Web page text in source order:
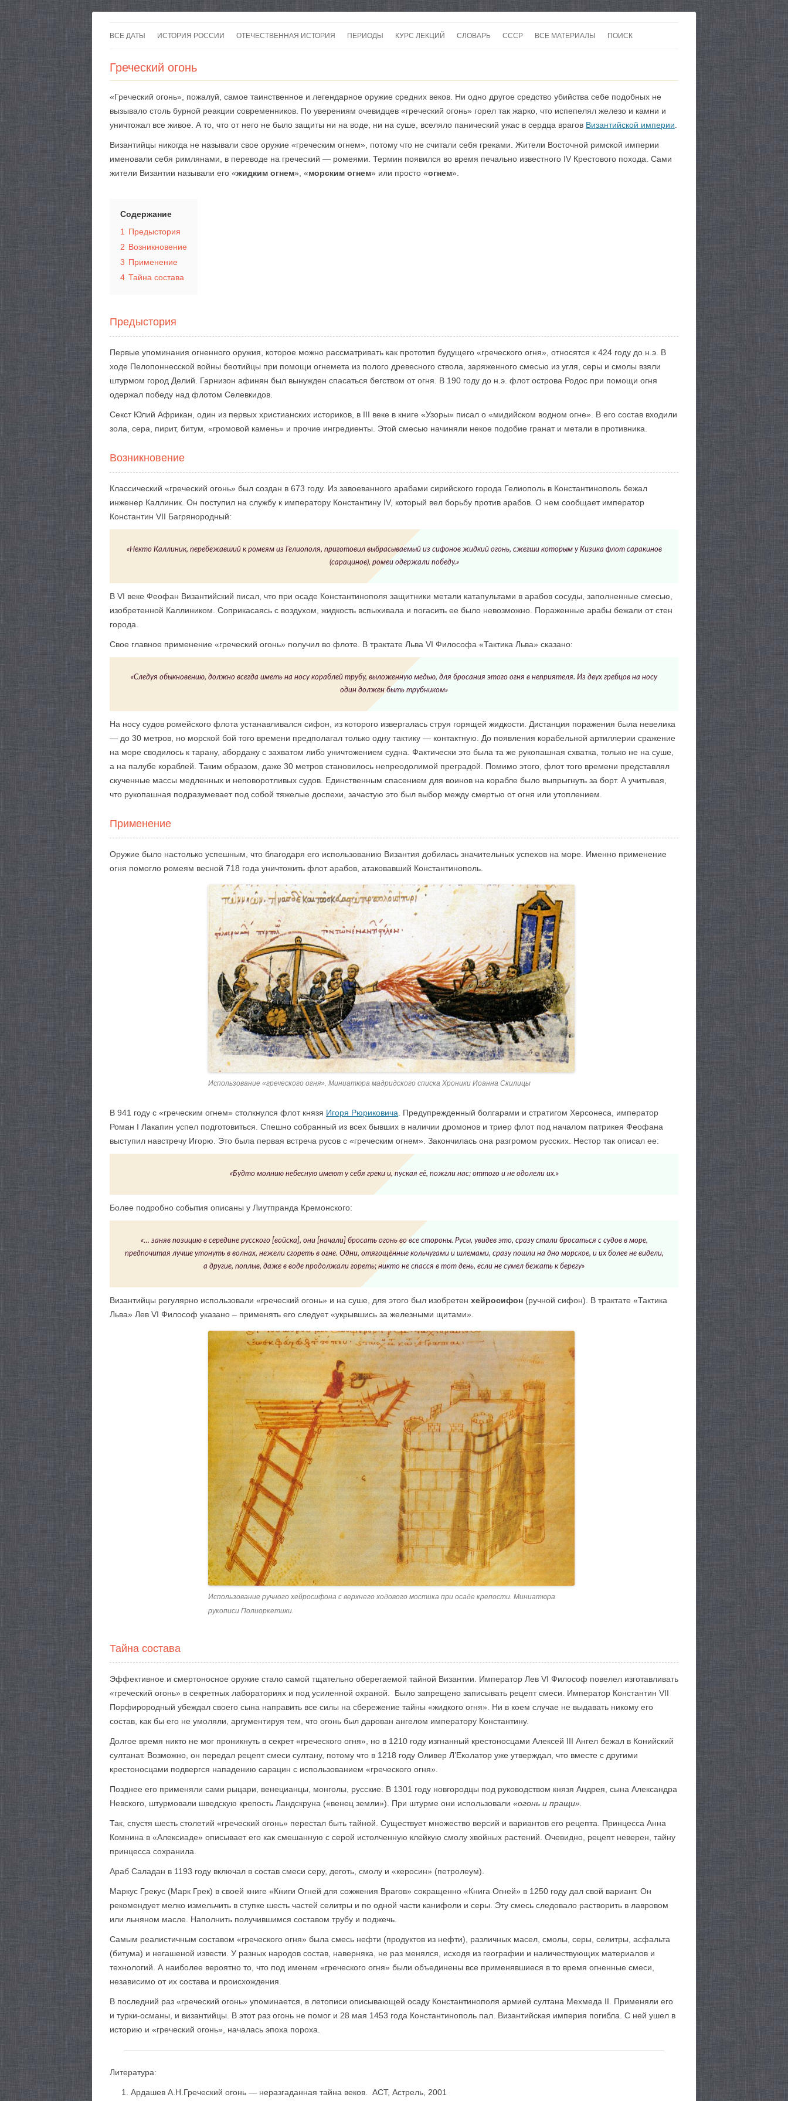
к
ВСЕ ДАТЫ ИСТОРИЯ РОССИИ ОТЕЧЕСТВЕННАЯ ИСТОРИЯ ПЕРИОДЫ КУРС ЛЕКЦИЙ СЛОВАРЬ СССР
ВОЙНЫ
ВСЕ МАТЕРИАЛЫ
КАРТЫ
ПОИСК
Греческий огонь
«Греческий огонь», пожалуй, самое таинственное и легендарное оружие средних веков. Ни одно другое средство убийства себе подобных не
вызывало столь бурной реакции современников. По уверениям очевидцев «греческий огонь» горел так жарко, что испепелял железо и камни и
уничтожал все живое. А то, что от него не было защиты ни на воде, ни на суше, вселяло панический ужас в сердца врагов Византийской империи
Византийцы никогда не называли свое оружие «греческим огнем», потому что не считали себя греками. Жители Восточной римской империи
именовали себя римлянами, в переводе на греческий — ромеями. Термин появился во время печально известного IV Крестового похода. Сами
жители Византии называли его «жидким огнем», «морским огнем» или просто «огнем».
Содержание
1
Предыстория
2 Возникновение
3 Применение
4 Тайна состава
Предыстория
Первые упоминания огненного оружия, которое можно рассматривать как прототип будущего «греческого огня», относятся к 424 году до н.э. В
ходе Пелопоннесской войны беотийцы при помощи огнемета из полого древесного ствола, заряженного смесью из угля, серы и смолы взяли
штурмом город Делий. Гарнизон афинян был вынужден спасаться бегством от огня. В 190 году до н.э. флот острова Родос при помощи огня
одержал победу над флотом Селевкидов.
Секст Юлий Африкан, один из первых христианских историков, в III веке в книге «Узоры» писал о «мидийском водном огне». В его состав входили
зола, сера, пирит, битум, «громовой камень» и прочие ингредиенты. Этой смесью начиняли некое подобие гранат и метали в противника.
Возникновение
Классический «греческий огонь» был создан в 673 году. Из завоеванного арабами сирийского города Гелиополь в Константинополь бежал
инженер Каллиник. Он поступил на службу к императору Константину IV, который вел борьбу против арабов. О нем сообщает император
Константин VII Багрянородный:
«Некто Каллиник, перебежавший к ромеям из Гелиополя, приготовил выбрасываемый из сифонов жидкий огонь, сжегши которым у Кизика флот саракинов
(сарацинов), ромеи одержали победу.»
В VI веке Феофан Византийский писал, что при осаде Константинополя защитники метали катапультами в арабов сосуды, заполненные смесью,
изобретенной Каллиником. Соприкасаясь с воздухом, жидкость вспыхивала и погасить ее было невозможно. Пораженные арабы бежали от стен
города.
Свое главное применение «греческий огонь» получил во флоте. В трактате Льва VI Философа «Тактика Льва» сказано:
«Следуя обыкновению, должно всегда иметь на носу кораблей трубу, выложенную медью, для бросания этого огня в неприятеля. Из двух гребцов на носу
один должен быть трубником»
На носу судов ромейского флота устанавливался сифон, из которого извергалась струя горящей жидкости. Дистанция поражения была невелика
— до 30 метров, но морской бой того времени предполагал только одну тактику — контактную. До появления корабельной артиллерии сражение
на море сводилось к тарану, абордажу с захватом либо уничтожением судна. Фактически это была та же рукопашная схватка, только не на суше,
а на палубе кораблей. Таким образом, даже 30 метров становилось непреодолимой преградой. Помимо этого, флот того времени представлял
скученные массы медленных и неповоротливых судов. Единственным спасением для воинов на корабле было выпрыгнуть за борт. А учитывая,
что рукопашная подразумевает под собой тяжелые доспехи, зачастую это был выбор между смертью от огня или утоплением.
Применение
Оружие было настолько успешным, что благодаря его использованию Византия добилась значительных успехов на море. Именно применение
огня помогло ромеям весной 718 года уничтожить флот арабов, атаковавший Константинополь.
Использование «греческого огня». Миниатюра мадридского списка Хроники Иоанна Скилицы
В 941 году с «греческим огнем» столкнулся флот князя Игоря Рюриковича . Предупрежденный болгарами и стратигом Херсонеса, император
Роман I Лакапин успел подготовиться. Спешно собранный из всех бывших в наличии дромонов и триер флот под началом патрикея Феофана
выступил навстречу Игорю. Это была первая встреча русов с «греческим огнем». Закончилась она разгромом русских. Нестор так описал ее:
«Будто молнию небесную имеют у себя греки и, пуская её, пожгли нас; оттого и не одолели их.»
Более подробно события описаны у Лиутпранда Кремонского:
«… заняв позицию в середине русского [войска], они [начали] бросать огонь во все стороны. Русы, увидев это, сразу стали бросаться с судов в море,
предпочитая лучше утонуть в волнах, нежели сгореть в огне. Одни, отягощённые кольчугами и шлемами, сразу пошли на дно морское, и их более не видели,
а другие, поплыв, даже в воде продолжали гореть; никто не спасся в тот день, если не сумел бежать к берегу»
Византийцы регулярно использовали «греческий огонь» и на суше, для этого был изобретен хейросифон (ручной сифон). В трактате «Тактика
Льва» Лев VI Философ указано – применять его следует «укрывшись за железными щитами».
Использование ручного хейросифона с верхнего ходового мостика при осаде крепости. Миниатюра
рукописи Полиоркетики.
Тайна состава
Эффективное и смертоносное оружие стало самой тщательно оберегаемой тайной Византии. Император Лев VI Философ повелел изготавливать
«греческий огонь» в секретных лабораториях и под усиленной охраной. Было запрещено записывать рецепт смеси. Император Константин VII
Порфирородный убеждал своего сына направить все силы на сбережение тайны «жидкого огня». Ни в коем случае не выдавать никому его
состав, как бы его не умоляли, аргументируя тем, что огонь был дарован ангелом императору Константину.
Долгое время никто не мог проникнуть в секрет «греческого огня», но в 1210 году изгнанный крестоносцами Алексей III Ангел бежал в Конийский
султанат. Возможно, он передал рецепт смеси султану, потому что в 1218 году Оливер Л’Еколатор уже утверждал, что вместе с другими
крестоносцами подвергся нападению сарацин с использованием «греческого огня».
Позднее его применяли сами рыцари, венецианцы, монголы, русские. В 1301 году новгородцы под руководством князя Андрея, сына Александра
Невского, штурмовали шведскую крепость Ландскруна («венец земли»). При штурме они использовали «огонь и пращи».
Так, спустя шесть столетий «греческий огонь» перестал быть тайной. Существует множество версий и вариантов его рецепта. Принцесса Анна
Комнина в «Алексиаде» описывает его как смешанную с серой истолченную клейкую смолу хвойных растений. Очевидно, рецепт неверен, тайну
принцесса сохранила.
Араб Саладан в 1193 году включал в состав смеси серу, деготь, смолу и «керосин» (петролеум).
Маркус Грекус (Марк Грек) в своей книге «Книги Огней для сожжения Врагов» сокращенно «Книга Огней» в 1250 году дал свой вариант. Он
рекомендует мелко измельчить в ступке шесть частей селитры и по одной части канифоли и серы. Эту смесь следовало растворить в лавровом
или льняном масле. Наполнить получившимся составом трубу и поджечь.
Самым реалистичным составом «греческого огня» была смесь нефти (продуктов из нефти), различных масел, смолы, серы, селитры, асфальта
(битума) и негашеной извести. У разных народов состав, наверняка, не раз менялся, исходя из географии и наличествующих материалов и
технологий. А наиболее вероятно то, что под именем «греческого огня» были объединены все применявшиеся в то время огненные смеси,
независимо от их состава и происхождения.
В последний раз «греческий огонь» упоминается, в летописи описывающей осаду Константинополя армией султана Мехмеда II. Применяли его
и турки-османы, и византийцы. В этот раз огонь не помог и 28 мая 1453 года Константинополь пал. Византийская империя погибла. С ней ушел в
историю и «греческий огонь», началась эпоха пороха.
Литература:
Ардашев А.Н.Греческий огонь — неразгаданная тайна веков. АСТ, Астрель, 2001